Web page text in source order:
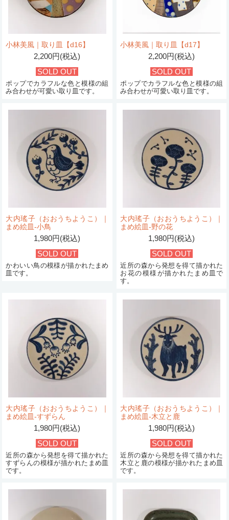
小林美風｜取り皿【d16】
2,200円(税込)
SOLD OUT
ポップでカラフルな色と模様の組
み合わせが可愛い取り皿です。
小林美風｜取り皿【d17】
2,200円(税込)
SOLD OUT
ポップでカラフルな色と模様の組
み合わせが可愛い取り皿です。
大内瑤子（おおうちようこ）｜
まめ絵皿-小鳥
1,980円(税込)
SOLD OUT
かわいい鳥の模様が描かれたまめ
皿です。
大内瑤子（おおうちようこ）｜
まめ絵皿-野の花
1,980円(税込)
SOLD OUT
近所の森から発想を得て描かれた
お花の模様が描かれたまめ皿で
す。
大内瑤子（おおうちようこ）｜
まめ絵皿-すずらん
1,980円(税込)
SOLD OUT
近所の森から発想を得て描かれた
すずらんの模様が描かれたまめ皿
です。
大内瑤子（おおうちようこ）｜
まめ絵皿-木立と鹿
1,980円(税込)
SOLD OUT
近所の森から発想を得て描かれた
木立と鹿の模様が描かれたまめ皿
です。